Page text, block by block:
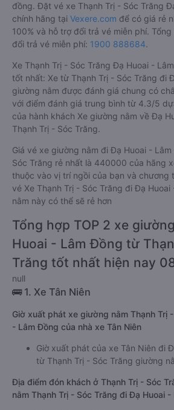
đồng. Đặt vé xe Thạnh Trị - Sóc Trăng
chính hãng tại Vexere.com để có giá rẻ
100% và hỗ trợ đổi trả vé miễn phí.
đổi trả vé miễn phí: 1900 888684.
Xe Thạnh Trị - Sóc Trăng Đạ Huoai -
tốt nhất: Xe từ Thạnh Trị - Sóc Trăng đi
giường nằm được đánh giá chung có
với điểm đánh giá trung bình từ 4.3/5
của hành khách Xe giường nằm về Đạ
Thạnh Trị - Sóc Trăng.
Giá vé xe giường nằm đi Đạ Huoai -
Sóc Trăng rẻ nhất là 440000 của hãng
thuộc vào vị trí ngồi của bạn và chương
vé Xe Thạnh Trị - Sóc Trăng đi Đạ
nằm này có thể sẽ rẻ hơn
Tổng hợp TOP 2 xe
Huoai - Lâm Đồng từ
Trăng tốt nhất hiện nay
null
🚌 1. Xe Tân Niên
Giờ xuất phát xe giường nằm Thạnh Trị
- Lâm Đồng của nhà xe Tân Niên
Giờ xuất phát của xe Tân Niên đi
từ Thạnh Trị - Sóc Trăng giường
Địa điểm đón khách ở Thạnh Trị - Sóc
nằm Thạnh Trị - Sóc Trăng đi Đạ Huoai